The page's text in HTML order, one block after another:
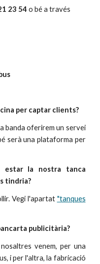
23 54 o bé a través
per captar clients?
banda oferirem un servei
serà una plataforma per
estar la nostra tanca
tindria?
Vegi l'apartat "tanques
publicitària?
venem, per una
i per l'altra, la fabricació